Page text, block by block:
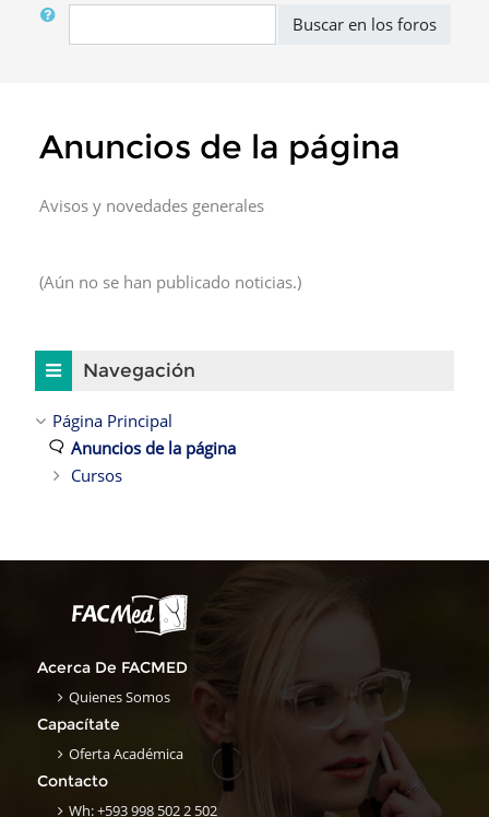
Buscar
Buscar en los foros
Anuncios de la página
Avisos y novedades generales
(Aún no se han publicado noticias.)
Navegación
Página Principal
Anuncios de la página
Cursos
Acerca De FACMED
Quienes Somos
Capacítate
Oferta Académica
Contacto
Wh: +593 998 502 2 502